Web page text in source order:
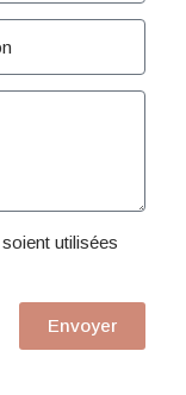
utilisées
Envoyer